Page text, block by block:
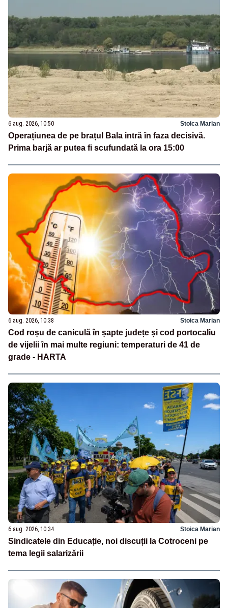
6 aug. 2026, 10:50 Stoica Marian
Operațiunea de pe brațul Bala intră în faza decisivă.
Prima barjă ar putea fi scufundată la ora 15:00
6 aug. 2026, 10:38 Stoica Marian
Cod roșu de caniculă în șapte județe și cod portocaliu
de vijelii în mai multe regiuni: temperaturi de 41 de
grade - HARTA
6 aug. 2026, 10:34 Stoica Marian
Sindicatele din Educație, noi discuții la Cotroceni pe
tema legii salarizării